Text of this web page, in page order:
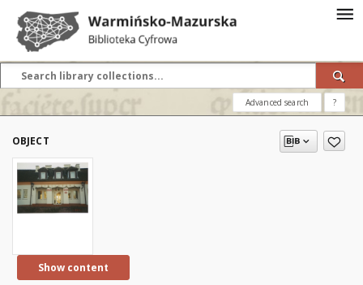
Advanced search ?
OBJECT
Show content